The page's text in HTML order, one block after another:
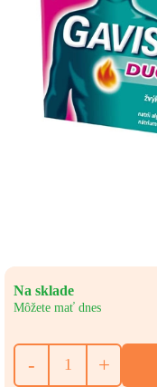
Na sklade
Môžete mať dnes
- +